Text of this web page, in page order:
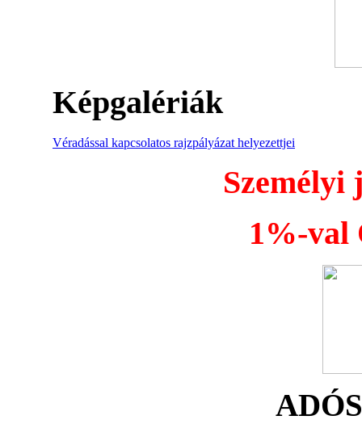
Képgalériák
Véradással kapcsolatos rajzpályázat helyezettjei
Személyi
1%-val